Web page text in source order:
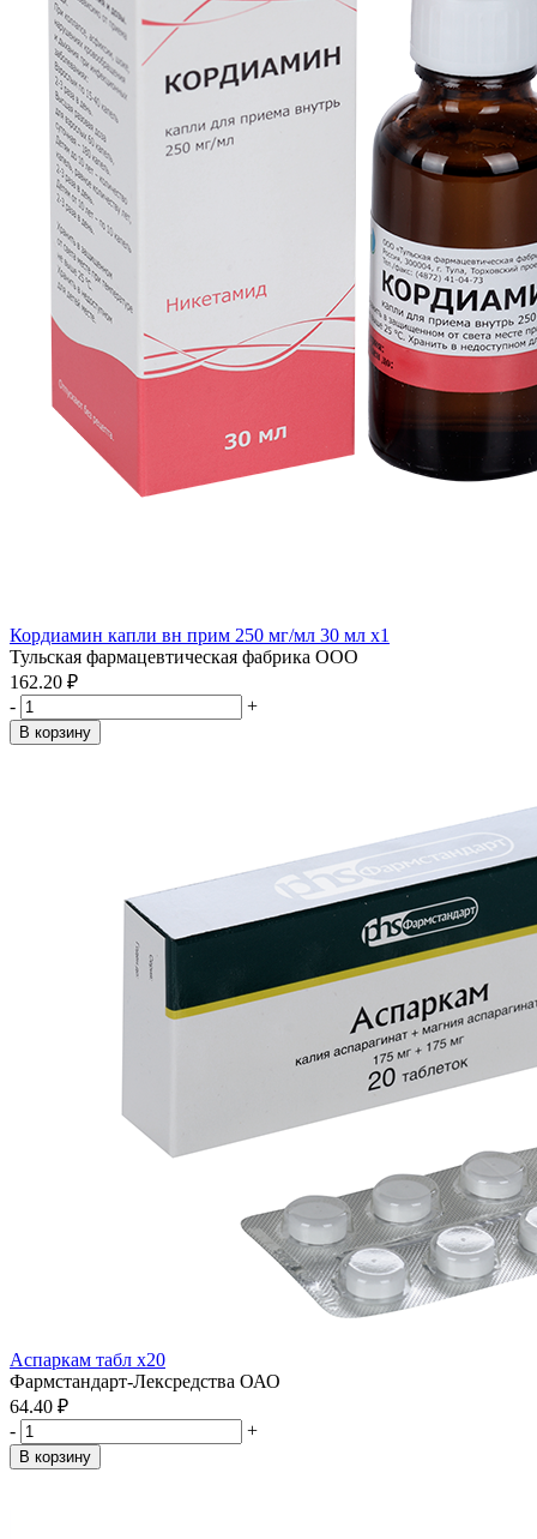
Кордиамин капли вн прим 250 мг/мл 30 мл x1
Тульская фармацевтическая фабрика ООО
162.20 ₽
-
+
В корзину
Аспаркам табл x20
Фармстандарт-Лексредства ОАО
64.40 ₽
-
+
В корзину